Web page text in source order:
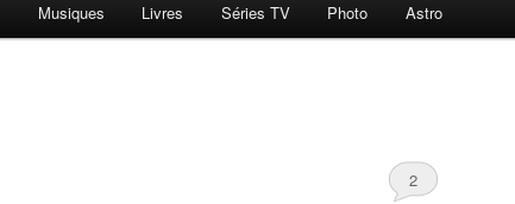
Musiques Livres Séries TV Photo Astro
2